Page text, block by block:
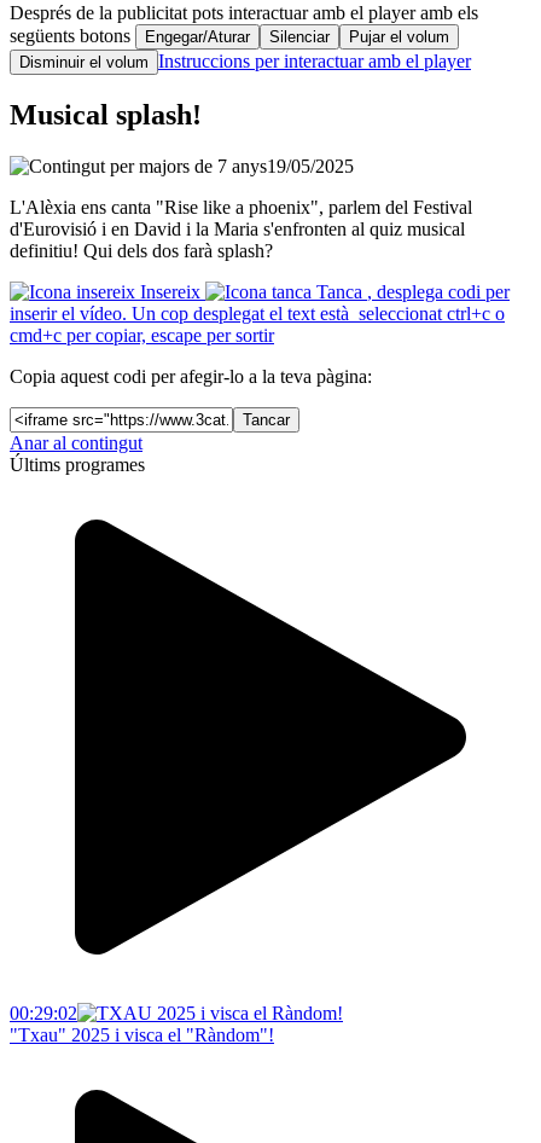
Després de la publicitat pots interactuar amb el player amb els
següents botons
Engegar/Aturar Silenciar
Pujar el volum
Disminuir el volum Instruccions per interactuar amb el player
Musical splash!
19/05/2025
L'Alèxia ens canta "Rise like a phoenix", parlem del Festival
d'Eurovisió i en David i la Maria s'enfronten al quiz musical
definitiu! Qui dels dos farà splash?
Insereix
Tanca , desplega codi per
inserir el vídeo. Un cop desplegat el text està seleccionat ctrl+c o
cmd+c per copiar, escape per sortir
Copia aquest codi per afegir-lo a la teva pàgina:
Tancar
Anar al contingut
Últims programes
00:29:02
"Txau" 2025 i visca el "Ràndom"!